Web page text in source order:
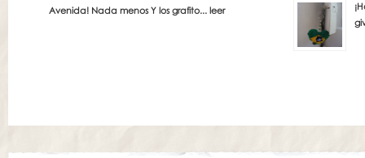
Avenida! Nada menos Y los grafito... leer